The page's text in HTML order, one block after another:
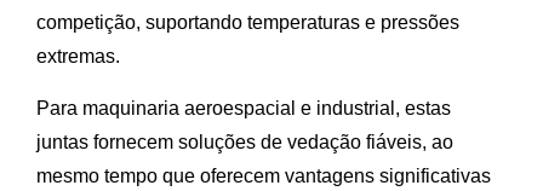
competição, suportando temperaturas e pressões
extremas.
Para maquinaria aeroespacial e industrial, estas
juntas fornecem soluções de vedação fiáveis, ao
mesmo tempo que oferecem vantagens significativas